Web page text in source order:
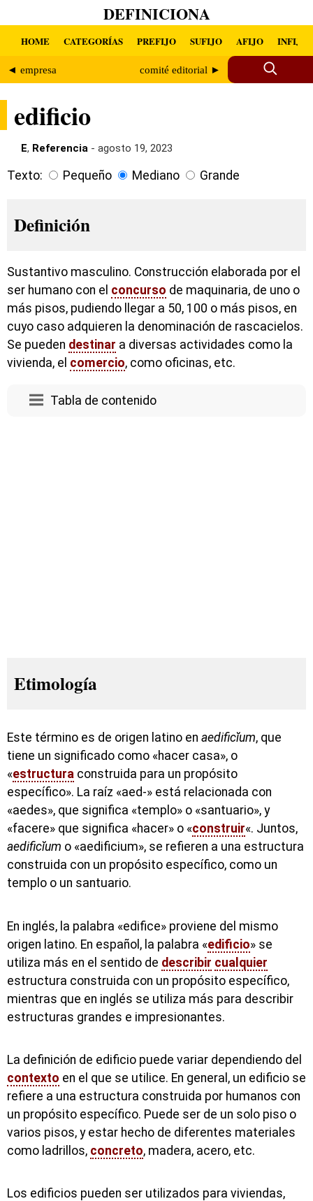
DEFINICIONA
HOME CATEGORÍAS PREFIJO SUFIJO AFIJO INFIJO
◄ empresa comité editorial ►
edificio
E, Referencia - agosto 19, 2023
Texto: Pequeño Mediano Grande
Definición
Sustantivo masculino. Construcción elaborada por el
ser humano con el concurso de maquinaria, de uno o
más pisos, pudiendo llegar a 50, 100 o más pisos, en
cuyo caso adquieren la denominación de rascacielos.
Se pueden destinar a diversas actividades como la
vivienda, el comercio, como oficinas, etc.
Tabla de contenido
Etimología
Este término es de origen latino en aedificĭum, que
tiene un significado como «hacer casa», o
«estructura construida para un propósito
específico». La raíz «aed-» está relacionada con
«aedes», que significa «templo» o «santuario», y
«facere» que significa «hacer» o «construir«. Juntos,
aedificĭum o «aedificium», se refieren a una estructura
construida con un propósito específico, como un
templo o un santuario.
En inglés, la palabra «edifice» proviene del mismo
origen latino. En español, la palabra «edificio» se
utiliza más en el sentido de describir cualquier
estructura construida con un propósito específico,
mientras que en inglés se utiliza más para describir
estructuras grandes e impresionantes.
La definición de edificio puede variar dependiendo del
contexto en el que se utilice. En general, un edificio se
refiere a una estructura construida por humanos con
un propósito específico. Puede ser de un solo piso o
varios pisos, y estar hecho de diferentes materiales
como ladrillos, concreto, madera, acero, etc.
Los edificios pueden ser utilizados para viviendas,